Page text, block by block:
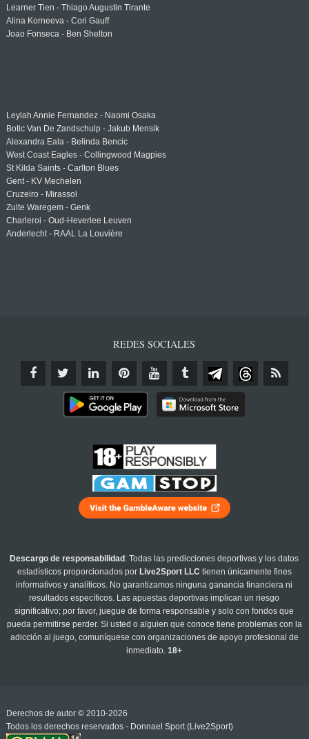
Learner Tien - Thiago Augustin Tirante
Alina Korneeva - Cori Gauff
Joao Fonseca - Ben Shelton
Leylah Annie Fernandez - Naomi Osaka
Botic Van De Zandschulp - Jakub Mensik
Alexandra Eala - Belinda Bencic
West Coast Eagles - Collingwood Magpies
St Kilda Saints - Carlton Blues
Gent - KV Mechelen
Cruzeiro - Mirassol
Zulte Waregem - Genk
Charleroi - Oud-Heverlee Leuven
Anderlecht - RAAL La Louvière
REDES SOCIALES
Descargo de responsabilidad : Todas las predicciones deportivas y los datos
estadísticos proporcionados por Live2Sport LLC tienen únicamente fines
informativos y analíticos. No garantizamos ninguna ganancia financiera ni
resultados específicos. Las apuestas deportivas implican un riesgo
significativo; por favor, juegue de forma responsable y solo con fondos que
pueda permitirse perder. Si usted o alguien que conoce tiene problemas con la
adicción al juego, comuníquese con organizaciones de apoyo profesional de
inmediato.18+
Derechos de autor © 2010-2026
Todos los derechos reservados - Donnael Sport (Live2Sport)